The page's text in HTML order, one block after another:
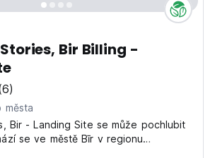
Bir Billing -
města
Bir - Landing Site se může pochlubit
se ve městě Bīr v regionu